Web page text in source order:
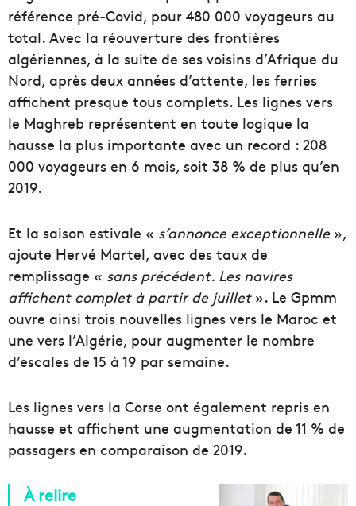
référence pré-Covid, pour 480 000 voyageurs au
total. Avec la réouverture des frontières
algériennes, à la suite de ses voisins d’Afrique du
Nord, après deux années d’attente, les ferries
affichent presque tous complets. Les lignes vers
le Maghreb représentent en toute logique la
hausse la plus importante avec un record : 208
000 voyageurs en 6 mois, soit 38 % de plus qu’en
2019.
Et la saison estivale « s’annonce exceptionnelle»,
ajoute Hervé Martel, avec des taux de
remplissage « sans précédent. Les navires
affichent complet à partir de juillet». Le Gpmm
ouvre ainsi trois nouvelles lignes vers le Maroc et
une vers l’Algérie, pour augmenter le nombre
d’escales de 15 à 19 par semaine.
Les lignes vers la Corse ont également repris en
hausse et affichent une augmentation de 11 % de
passagers en comparaison de 2019.
À relire